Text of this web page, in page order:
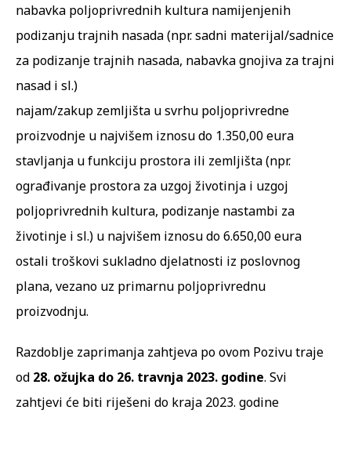
nabavka poljoprivrednih kultura namijenjenih
podizanju trajnih nasada (npr. sadni materijal/sadnice
za podizanje trajnih nasada, nabavka gnojiva za trajni
nasad i sl.)
najam/zakup zemljišta u svrhu poljoprivredne
proizvodnje u najvišem iznosu do 1.350,00 eura
stavljanja u funkciju prostora ili zemljišta (npr.
ograđivanje prostora za uzgoj životinja i uzgoj
poljoprivrednih kultura, podizanje nastambi za
životinje i sl.) u najvišem iznosu do 6.650,00 eura
ostali troškovi sukladno djelatnosti iz poslovnog
plana, vezano uz primarnu poljoprivrednu
proizvodnju.
Razdoblje zaprimanja zahtjeva po ovom Pozivu traje
od 28. ožujka do 26. travnja 2023. godine. Svi
zahtjevi će biti riješeni do kraja 2023. godine